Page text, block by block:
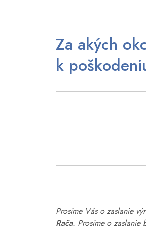
Za akých
k
Prosíme Vás o zaslanie
Rača. Prosíme o zaslanie